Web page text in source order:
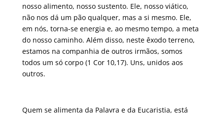
nosso alimento, nosso sustento. Ele, nosso viático,
não nos dá um pão qualquer, mas a si mesmo. Ele,
em nós, torna-se energia e, ao mesmo tempo, a meta
do nosso caminho. Além disso, neste êxodo terreno,
estamos na companhia de outros irmãos, somos
todos um só corpo (1 Cor 10,17). Uns, unidos aos
outros.
Quem se alimenta da Palavra e da Eucaristia, está